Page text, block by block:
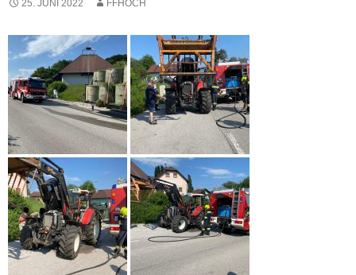
25. JUNI 2022 FFHOCH